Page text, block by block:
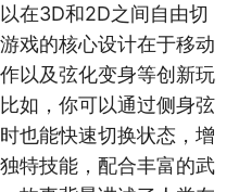
在3D和2D之间自由切
戏的核心设计在于移动
以及弦化变身等创新玩
如，你可以通过侧身弦
也能快速切换状态，增
特技能，配合丰富的武